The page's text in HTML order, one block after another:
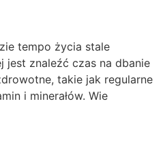
tempo życia stale
jest znaleźć czas na dbanie
takie jak regularne
i minerałów. Wie